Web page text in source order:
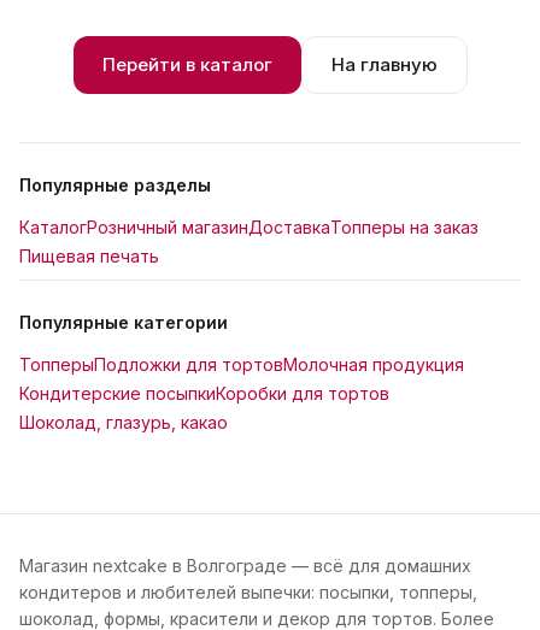
Перейти в каталог На главную
Популярные разделы
КаталогРозничный магазинДоставкаТопперы на заказ
Пищевая печать
Популярные категории
ТопперыПодложки для тортовМолочная продукция
Кондитерские посыпкиКоробки для тортов
Шоколад, глазурь, какао
Магазин nextcake в Волгограде — всё для домашних
кондитеров и любителей выпечки: посыпки, топперы,
шоколад, формы, красители и декор для тортов. Более